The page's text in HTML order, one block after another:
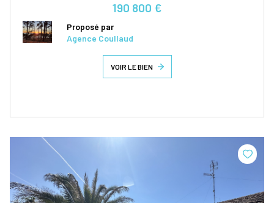
190 800 €
Proposé par
Agence Coullaud
VOIR LE BIEN